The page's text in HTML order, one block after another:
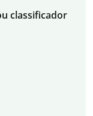
classificador